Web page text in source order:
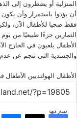
المنزلية أو يضطرون إلى
أن يؤدوا باستمرار وأن
فقط صحيا للأطفال الآن،
التمارين جزءًا طبيعيًا من
الأطفال يلعبون في الخارج
والجسدية التي تنجم عن
الأطفال الهولنديين الأطفال
شاركهافيسبوك ‫X